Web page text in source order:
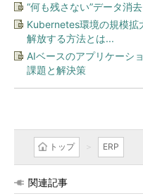
“何も残さない”データ消
Kubernetes環境の規模拡
解放する方法とは...
AIベースのアプリケーシ
課題と解決策
トップ ERP
関連記事